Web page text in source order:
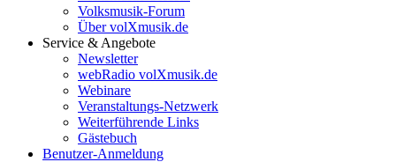
Volksmusik-Forum
Über volXmusik.de
Service & Angebote
Newsletter
webRadio volXmusik.de
Webinare
Veranstaltungs-Netzwerk
Weiterführende Links
Gästebuch
Benutzer-Anmeldung